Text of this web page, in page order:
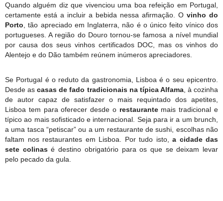
Quando alguém diz que vivenciou uma boa refeição em Portugal,
certamente está a incluir a bebida nessa afirmação. O vinho do
Porto , tão apreciado em Inglaterra, não é o único feito vínico dos
portugueses. A região do Douro tornou-se famosa a nível mundial
por causa dos seus vinhos certificados DOC, mas os vinhos do
Alentejo e do Dão também reúnem inúmeros apreciadores.
Se Portugal é o reduto da gastronomia, Lisboa é o seu epicentro.
Desde ascasas de fado tradicionais na típica Alfama, à cozinha
de autor capaz de satisfazer o mais requintado dos apetites,
Lisboa tem para oferecer desde o restaurantemais tradicional e
típico ao mais sofisticado e internacional. Seja para ir a um brunch,
a uma tasca “petiscar” ou a um restaurante de sushi, escolhas não
faltam nos restaurantes em Lisboa. Por tudo isto,
a cidade das
sete colinasé destino obrigatório para os que se deixam levar
pelo pecado da gula.